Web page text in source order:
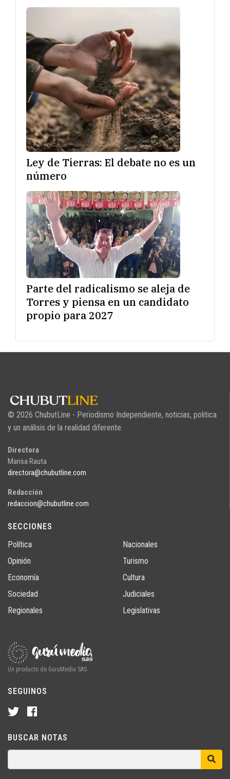
Ley de Tierras: El debate no es un
número
Parte del radicalismo se aleja de
Torres y piensa en un candidato
propio para 2027
© 2026 ChubutLine - Periodismo Independiente, noticias, politica
y un análisis de la realidad diferente.
Directora
Marisa Rauta
directora@chubutline.com
Redacción
redaccion@chubutline.com
SECCIONES
Política
Opinión
Economía
Sociedad
Regionales
Nacionales
Turismo
Cultura
Judiciales
Legislativas
Un producto de GuruMedia SAS
SEGUINOS
BUSCAR NOTAS